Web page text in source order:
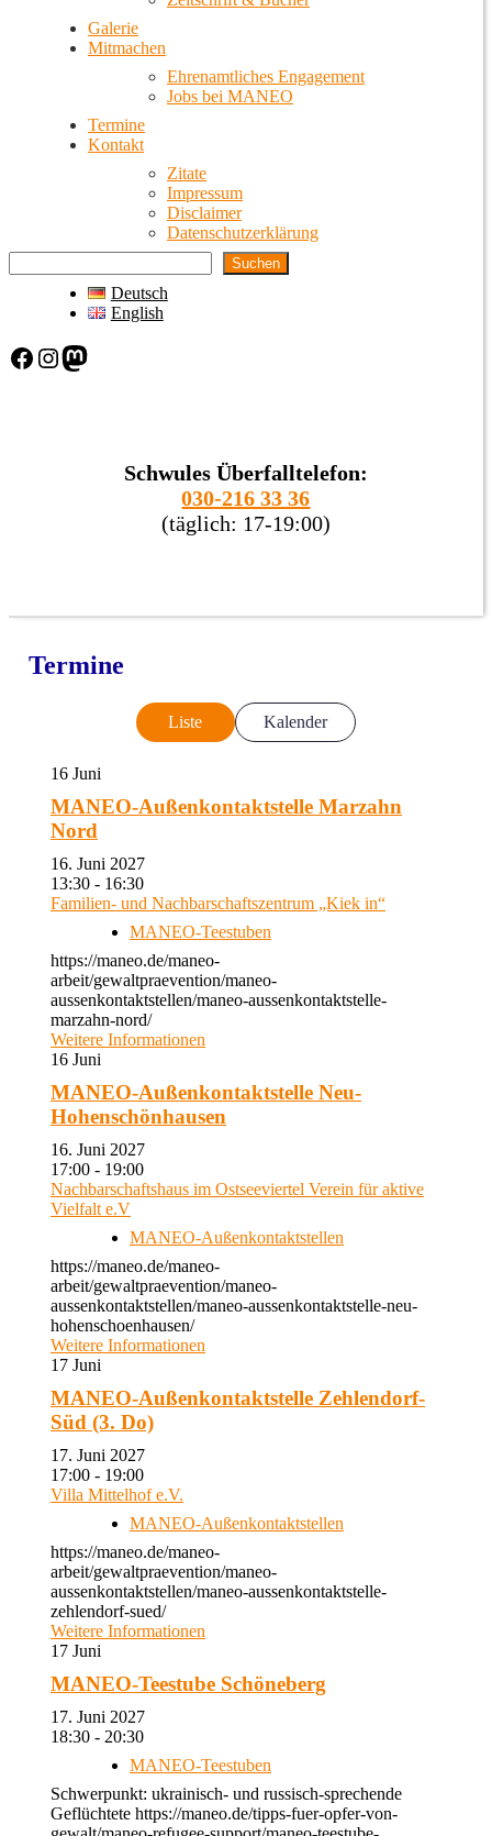
Galerie
Mitmachen
Ehrenamtliches Engagement
Jobs bei MANEO
Termine
Kontakt
Zitate
Impressum
Disclaimer
Datenschutzerklärung
Suchen
Deutsch
English
Facebook Instagram Mastodon
Schwules Überfalltelefon:
030-216 33 36
(täglich: 17-19:00)
Termine
Liste Kalender
16 Juni
MANEO-Außenkontaktstelle Marzahn
Nord
16. Juni 2027
13:30 - 16:30
Familien- und Nachbarschaftszentrum „Kiek in“
MANEO-Teestuben
https://maneo.de/maneo-
arbeit/gewaltpraevention/maneo-
aussenkontaktstellen/maneo-aussenkontaktstelle-
marzahn-nord/
Weitere Informationen
16 Juni
MANEO-Außenkontaktstelle Neu-
Hohenschönhausen
16. Juni 2027
17:00 - 19:00
Nachbarschaftshaus im Ostseeviertel Verein für aktive
Vielfalt e.V
MANEO-Außenkontaktstellen
https://maneo.de/maneo-
arbeit/gewaltpraevention/maneo-
aussenkontaktstellen/maneo-aussenkontaktstelle-neu-
hohenschoenhausen/
Weitere Informationen
17 Juni
MANEO-Außenkontaktstelle Zehlendorf-
Süd (3. Do)
17. Juni 2027
17:00 - 19:00
Villa Mittelhof e.V.
MANEO-Außenkontaktstellen
https://maneo.de/maneo-
arbeit/gewaltpraevention/maneo-
aussenkontaktstellen/maneo-aussenkontaktstelle-
zehlendorf-sued/
Weitere Informationen
17 Juni
MANEO-Teestube Schöneberg
17. Juni 2027
18:30 - 20:30
MANEO-Teestuben
Schwerpunkt: ukrainisch- und russisch-sprechende
Geflüchtete https://maneo.de/tipps-fuer-opfer-von-